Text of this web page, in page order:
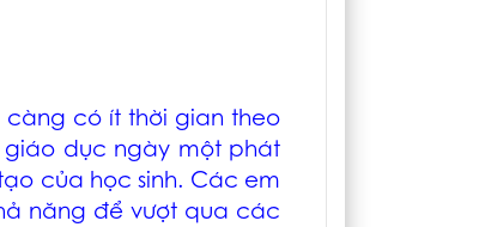
càng có ít thời gian theo
giáo dục ngày một phát
của học sinh. Các em
năng để vượt qua các